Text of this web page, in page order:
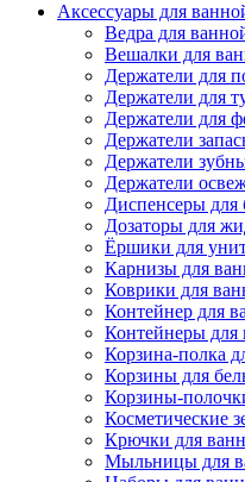
Аксессуары для
Ведра для
Вешалки для
Держатели для
Держатели для
Держатели для
Держатели
Держатели
Держатели
Диспенсеры
Дозаторы для
Ёршики для
Карнизы для
Коврики для
Контейнер для
Контейнеры для
Корзина-полка
Корзины для
Корзины-
Косметические
Крючки для
Мыльницы для